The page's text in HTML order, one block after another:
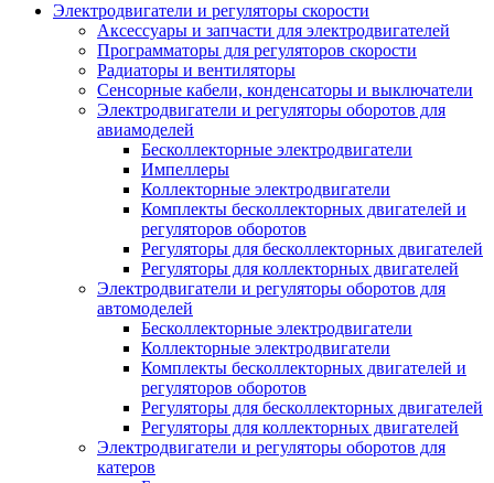
Электродвигатели и регуляторы скорости
Аксессуары и запчасти для электродвигателей
Программаторы для регуляторов скорости
Радиаторы и вентиляторы
Сенсорные кабели, конденсаторы и выключатели
Электродвигатели и регуляторы оборотов для
авиамоделей
Бесколлекторные электродвигатели
Импеллеры
Коллекторные электродвигатели
Комплекты бесколлекторных двигателей и
регуляторов оборотов
Регуляторы для бесколлекторных двигателей
Регуляторы для коллекторных двигателей
Электродвигатели и регуляторы оборотов для
автомоделей
Бесколлекторные электродвигатели
Коллекторные электродвигатели
Комплекты бесколлекторных двигателей и
регуляторов оборотов
Регуляторы для бесколлекторных двигателей
Регуляторы для коллекторных двигателей
Электродвигатели и регуляторы оборотов для
катеров